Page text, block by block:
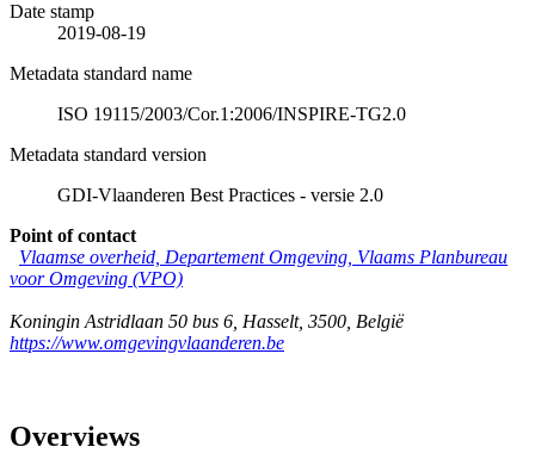
Date stamp
2019-08-19
Metadata standard name
ISO 19115/2003/Cor.1:2006/INSPIRE-TG2.0
Metadata standard version
GDI-Vlaanderen Best Practices - versie 2.0
Point of contact
Vlaamse overheid, Departement Omgeving, Vlaams Planbureau
voor Omgeving (VPO)
Koningin Astridlaan 50 bus 6 Hasselt, 3500 België
https://www.omgevingvlaanderen.be
Overviews